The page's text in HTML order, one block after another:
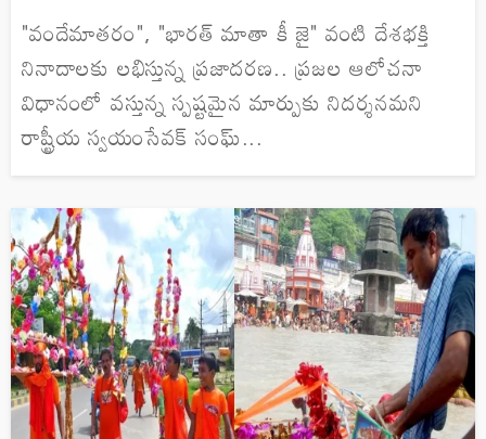
"వందేమాతరం", "భారత్ మాతా కీ జై" వంటి దేశభక్తి
నినాదాలకు లభిస్తున్న ప్రజాదరణ.. ప్రజల ఆలోచనా
విధానంలో వస్తున్న స్పష్టమైన మార్పుకు నిదర్శనమని
రాష్ట్రీయ స్వయంసేవక్ సంఘ్...